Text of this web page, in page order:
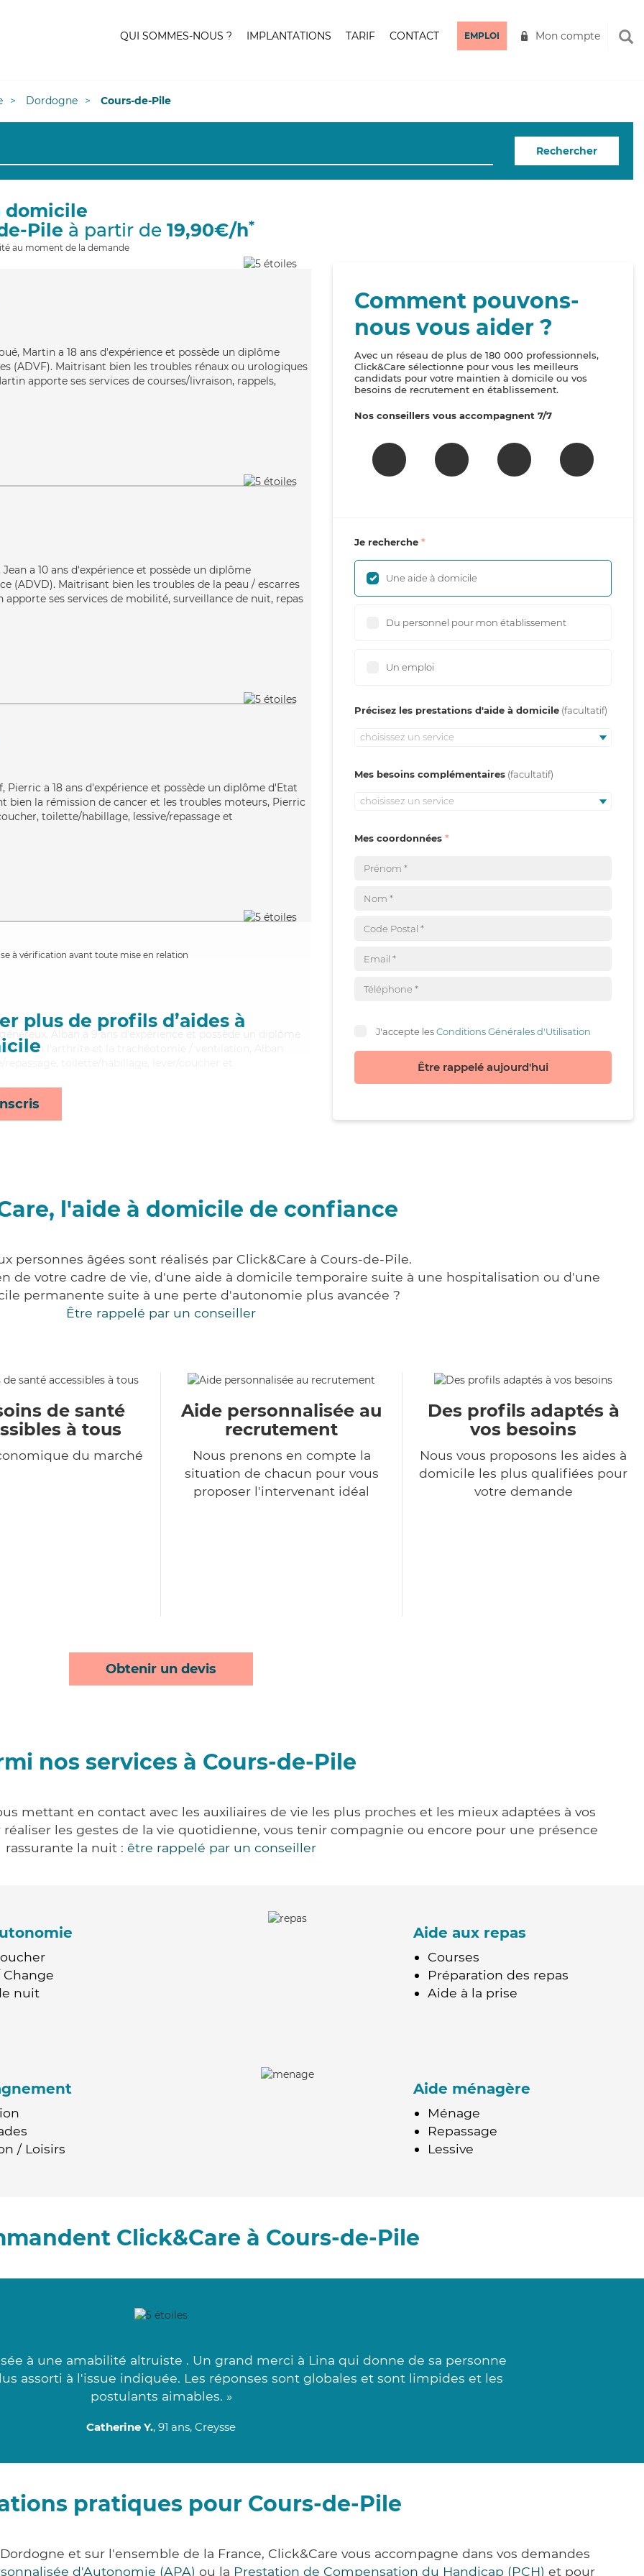
QUI SOMMES-NOUS ? IMPLANTATIONS TARIF CONTACT EMPLOI Mon compte
Dordogne Cours-de-Pile
Rechercher
domicile
Pile à partir de 19,90€/h*
au moment de la demande
Martin a 18 ans d'expérience et possède un diplôme
(ADVF). Maitrisant bien les troubles rénaux ou urologiques
apporte ses services de courses/livraison, rappels,
a 10 ans d'expérience et possède un diplôme
(ADVD). Maitrisant bien les troubles de la peau / escarres
apporte ses services de mobilité, surveillance de nuit, repas
a 18 ans d'expérience et possède un diplôme d'Etat
bien la rémission de cancer et les troubles moteurs, Pierric
toilette/habillage, lessive/repassage et
à vérification avant toute mise en relation
plus de profils d’aides à
Alban a 9 ans d'expérience et possède un diplôme
bien l'arthrite et la trachéotomie / ventilation, Alban
Comment pouvons-
nous vous aider ?
Avec un réseau de plus de 180 000 professionnels,
Click&Care sélectionne pour vous les meilleurs
candidats pour votre maintien à domicile ou vos
besoins de recrutement en établissement.
Nos conseillers vous accompagnent 7/7
Je recherche
Une aide à domicile
Du personnel pour mon établissement
Un emploi
Précisez les prestations d'aide à domicile
choisissez un service
Mes besoins complémentaires
choisissez un service
Mes coordonnées
J'accepte lesConditions Générales d'Utilisation
Être rappelé aujourd'hui
l'aide à domicile de confiance
personnes âgées sont réalisés par Click&Care à Cours-de-Pile.
de votre cadre de vie, d'une aide à domicile temporaire suite à une hospitalisation ou d'une
permanente suite à une perte d'autonomie plus avancée ?
Être rappelé par un conseiller
de santé
à tous
du marché
Aide personnalisée au
recrutement
Nous prenons en compte la
situation de chacun pour vous
proposer l'intervenant idéal
Des profils adaptés à
vos besoins
Nous vous proposons les aides à
domicile les plus qualifiées pour
votre demande
Obtenir un devis
nos services à Cours-de-Pile
mettant en contact avec les auxiliaires de vie les plus proches et les mieux adaptées à vos
les gestes de la vie quotidienne, vous tenir compagnie ou encore pour une présence
rassurante la nuit : être rappelé par un conseiller
nuit
Aide aux repas
Courses
Préparation des repas
Aide à la prise
/ Loisirs
Aide ménagère
Ménage
Repassage
Lessive
Click&Care à Cours-de-Pile
à une amabilité altruiste . Un grand merci à Lina qui donne de sa personne
assorti à l'issue indiquée. Les réponses sont globales et sont limpides et les
postulants aimables. »
Catherine Y., 91 ans, Creysse
pratiques pour Cours-de-Pile
et sur l'ensemble de la France, Click&Care vous accompagne dans vos demandes
d'Autonomie (APA) ou la Prestation de Compensation du Handicap (PCH) et pour